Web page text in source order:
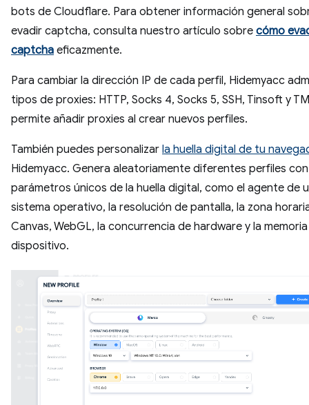
bots de Cloudflare. Para obtener información general
evadir captcha, consulta nuestro artículo sobre cómo
captcha eficazmente.
Para cambiar la dirección IP de cada perfil, Hidemyacc
tipos de proxies: HTTP, Socks 4, Socks 5, SSH, Tinsoft y
permite añadir proxies al crear nuevos perfiles.
También puedes personalizar la huella digital de tu
Hidemyacc. Genera aleatoriamente diferentes perfiles con
parámetros únicos de la huella digital, como el agente de
sistema operativo, la resolución de pantalla, la zona
Canvas, WebGL, la concurrencia de hardware y la
dispositivo.